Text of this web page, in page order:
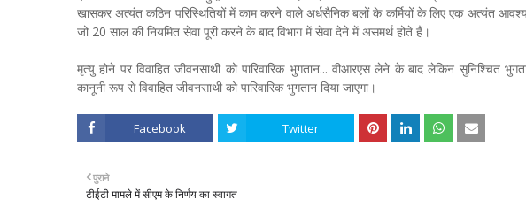
खासकर अत्यंत कठिन परिस्थितियों में काम करने वाले अर्धसैनिक बलों के कर्मियों के लिए एक अत्यंत
जो 20 साल की नियमित सेवा पूरी करने के बाद विभाग में सेवा देने में असमर्थ होते हैं।
मृत्यु होने पर विवाहित जीवनसाथी को पारिवारिक भुगतान... वीआरएस लेने के बाद लेकिन सुनिश्चित
कानूनी रूप से विवाहित जीवनसाथी को पारिवारिक भुगतान दिया जाएगा।
Facebook Twitter
पुराने
टीईटी मामले में सीएम के निर्णय का स्वागत